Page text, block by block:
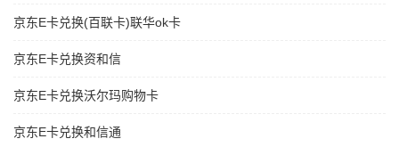
京东E卡兑换(百联卡)联华ok卡
京东E卡兑换资和信
京东E卡兑换沃尔玛购物卡
京东E卡兑换和信通